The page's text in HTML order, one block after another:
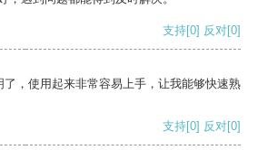
支持[0] 反对[0]
，使用起来非常容易上手，让我能够快速熟
支持[0] 反对[0]